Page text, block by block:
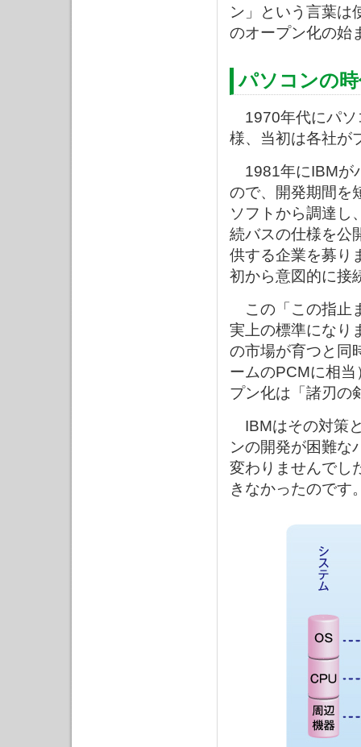
ン」という言葉は
のオープン化の始
パソコンの
1970年代にパソ
様、当初は各社が
1981年にIBMが
ので、開発期間を
ソフトから調達し
続バスの仕様を公
供する企業を募り
初から意図的に接
この「この指止
実上の標準になり
の市場が育つと同
ームのPCMに相
プン化は「諸刃の
IBMはその対策
ンの開発が困難な
変わりませんでし
きなかったのです